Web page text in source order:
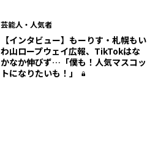
芸能人・人気者
【インタビュー】もーりす・札幌もい
わ山ロープウェイ広報、TikTokはな
かなか伸びず…「僕も！人気マスコッ
トになりたいも！」